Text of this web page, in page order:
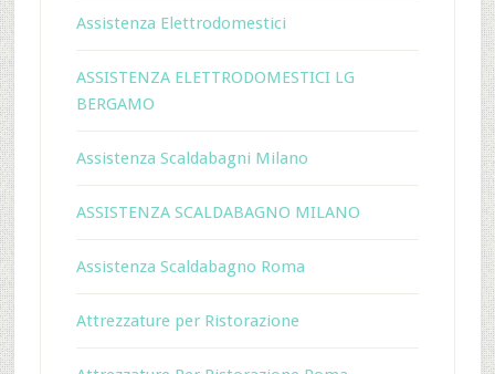
Assistenza Elettrodomestici
ASSISTENZA ELETTRODOMESTICI LG
BERGAMO
Assistenza Scaldabagni Milano
ASSISTENZA SCALDABAGNO MILANO
Assistenza Scaldabagno Roma
Attrezzature per Ristorazione